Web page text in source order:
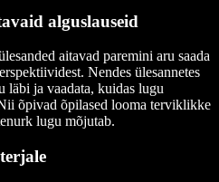
alguslauseid
aitavad paremini aru saada
Nendes ülesannetes
läbi ja vaadata, kuidas lugu
õpivad õpilased looma terviklikke
lugu mõjutab.